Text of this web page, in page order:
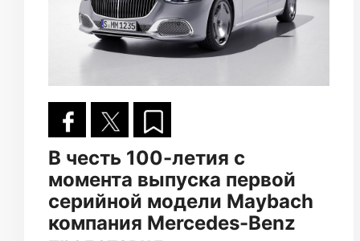
В честь 100-летия c
момента выпуска первой
серийной модели Maybach
компания Mercedes-Benz